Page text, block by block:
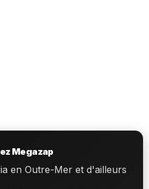
Megazap
en Outre-Mer et d'ailleurs